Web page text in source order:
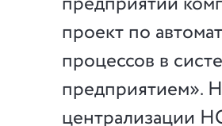
проект по
процессов в
предприятием».
централизации